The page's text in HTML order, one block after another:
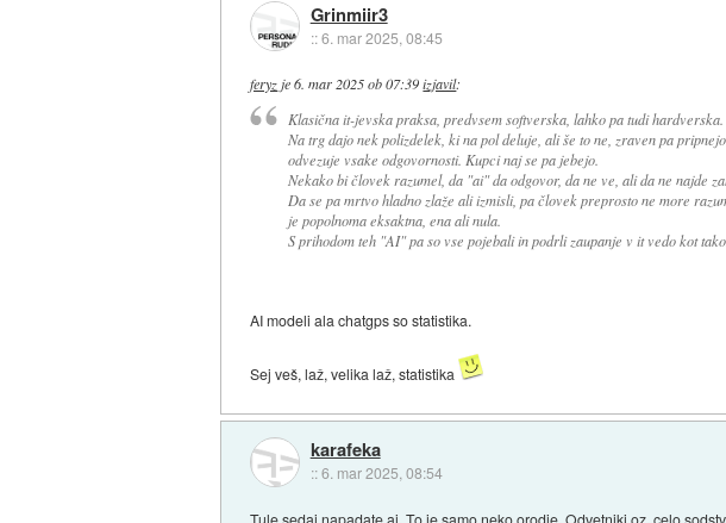
Grinmiir3
::6. mar 2025, 08:45
feryz je6. mar 2025 ob 07:39 izjavil:
Klasična it-jevska praksa, predvsem softverska, lahko pa tudi hardverska.
Na trg dajo nek polizdelek, ki na pol deluje, ali še to ne, zraven pa
odvezuje vsake odgovornosti. Kupci naj se pa jebejo.
Nekako bi človek razumel, da "ai" da odgovor, da ne ve, ali da ne najde
Da se pa mrtvo hladno zlaže ali izmisli, pa človek preprosto ne more
je popolnoma eksaktna, ena ali nula.
S prihodom teh "AI" pa so vse pojebali in podrli zaupanje v it vedo kot tako.
AI modeli ala chatgps so statistika.
Sej veš, laž, velika laž, statistika
karafeka
::6. mar 2025, 08:54